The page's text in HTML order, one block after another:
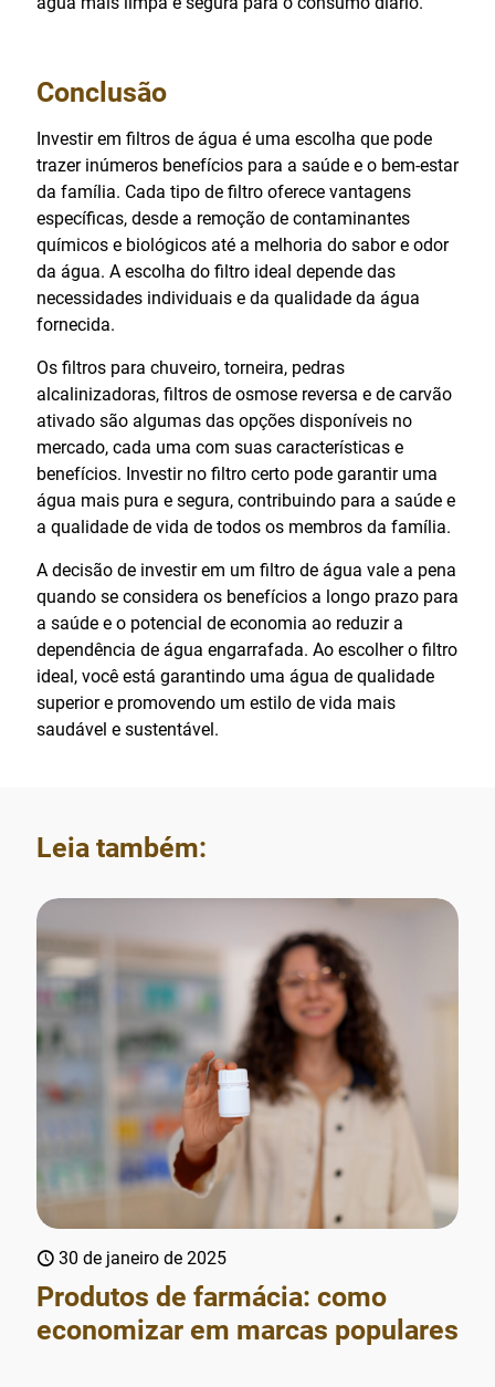
Conclusão
Investir em filtros de água é uma escolha que pode
trazer inúmeros benefícios para a saúde e o bem-estar
da família. Cada tipo de filtro oferece vantagens
específicas, desde a remoção de contaminantes
químicos e biológicos até a melhoria do sabor e odor
da água. A escolha do filtro ideal depende das
necessidades individuais e da qualidade da água
fornecida.
Os filtros para chuveiro, torneira, pedras
alcalinizadoras, filtros de osmose reversa e de carvão
ativado são algumas das opções disponíveis no
mercado, cada uma com suas características e
benefícios. Investir no filtro certo pode garantir uma
água mais pura e segura, contribuindo para a saúde e
a qualidade de vida de todos os membros da família.
A decisão de investir em um filtro de água vale a pena
quando se considera os benefícios a longo prazo para
a saúde e o potencial de economia ao reduzir a
dependência de água engarrafada. Ao escolher o filtro
ideal, você está garantindo uma água de qualidade
superior e promovendo um estilo de vida mais
saudável e sustentável.
Leia também:
30 de janeiro de 2025
Produtos de farmácia: como
economizar em marcas populares